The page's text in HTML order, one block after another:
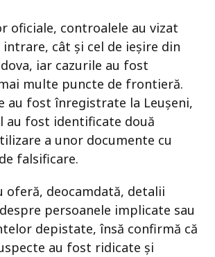
oficiale, controalele au vizat
cât și cel de ieșire din
iar cazurile au fost
multe puncte de frontieră.
au fost înregistrate la Leușeni,
au fost identificate două
a unor documente cu
falsificare.
deocamdată, detalii
persoanele implicate sau
depistate, însă confirmă că
au fost ridicate și